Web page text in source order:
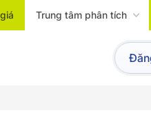
Trung tâm phân tích